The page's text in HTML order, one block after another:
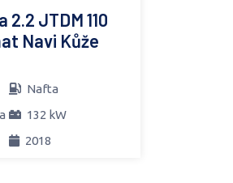
2.2 JTDM 110
Navi Kůže
Nafta
132 kW
2018